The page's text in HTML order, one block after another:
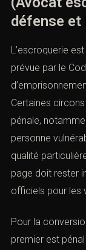
défense et
L’escroquerie
prévue par le
Certaines
pénale,
personne
qualité
page doit rester
officiels pour les
Pour la
premier est